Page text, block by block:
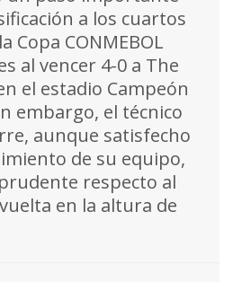
a los cuartos
Copa CONMEBOL
al vencer 4-0 a The
el estadio Campeón
embargo, el técnico
aunque satisfecho
de su equipo,
respecto al
en la altura de